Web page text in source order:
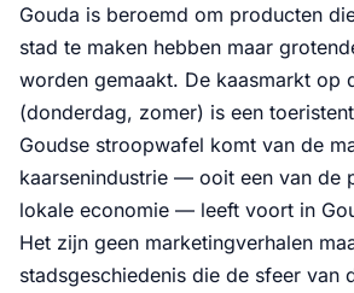
Gouda is beroemd om producten
stad te maken hebben maar
worden gemaakt. De kaasmarkt op
(donderdag, zomer) is een
Goudse stroopwafel komt van de
kaarsenindustrie — ooit een van de
lokale economie — leeft voort in
Het zijn geen marketingverhalen
stadsgeschiedenis die de sfeer van